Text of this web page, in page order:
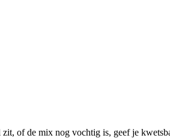
of de mix nog vochtig is, geef je